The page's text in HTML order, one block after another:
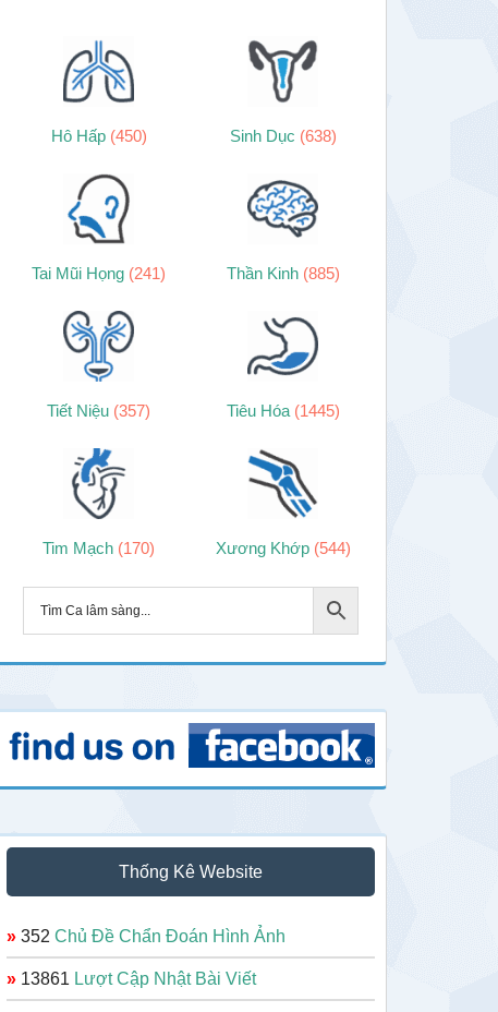
Hô Hấp (450) Sinh Dục (638)
Tai Mũi Họng (241) Thần Kinh (885)
Tiết Niệu (357) Tiêu Hóa (1445)
Tim Mạch (170) Xương Khớp (544)
Thống Kê Website
» 352 Chủ Đề Chẩn Đoán Hình Ảnh
» 13861 Lượt Cập Nhật Bài Viết